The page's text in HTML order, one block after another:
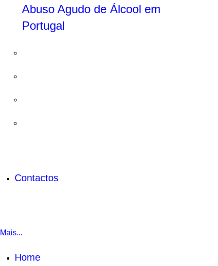
Abuso Agudo de Álcool em
Portugal
Contactos
Mais...
Home